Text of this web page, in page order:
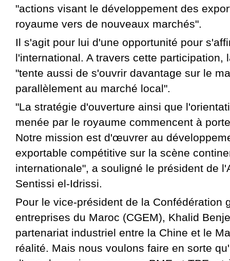
"actions visant le développement des
royaume vers de nouveaux marchés".
Il s'agit pour lui d'une opportunité pour
l'international. A travers cette participation,
"tente aussi de s'ouvrir davantage sur le
parallèlement au marché local".
"La stratégie d'ouverture ainsi que
menée par le royaume commencent à
Notre mission est d'œuvrer au
exportable compétitive sur la scène
internationale", a souligné le président de
Sentissi el-Idrissi.
Pour le vice-président de la Confédération
entreprises du Maroc (CGEM), Khalid
partenariat industriel entre la Chine et le
réalité. Mais nous voulons faire en sorte